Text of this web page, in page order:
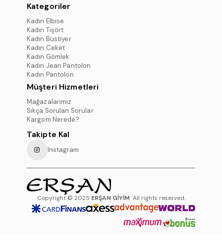
Kategoriler
Kadın Elbise
Kadın Tişört
Kadın Büstiyer
Kadın Ceket
Kadın Gömlek
Kadın Jean Pantolon
Kadın Pantolon
Müşteri Hizmetleri
Mağazalarımız
Sıkça Sorulan Sorular
Kargom Nerede?
Takipte Kal
Instagram
Copyright © 2025 ERŞAN GİYİM All rights reserved.